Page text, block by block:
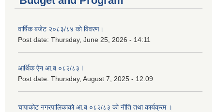
वार्षिक बजेट २०८३/८४ को विवरण।
Post date: Thursday, June 25, 2026 - 14:11
आर्थिक ऐन आ.ब ०८२/८३ l
Post date: Thursday, August 7, 2025 - 12:09
चापाकोट नगरपालिकाको आ.ब ०८२/८३ को नीति तथा कार्यक्रम ।